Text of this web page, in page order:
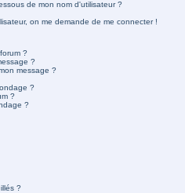
de mon nom d'utilisateur ?
on me demande de me connecter !
?
?
message ?
?
?
?
?